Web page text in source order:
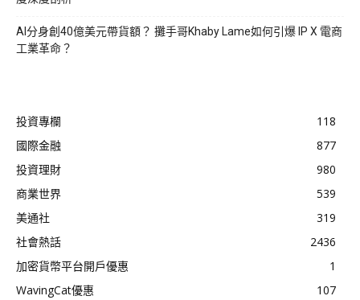
AI分身創40億美元帶貨額？ 攤手哥Khaby Lame如何引爆 IP X 電商
工業革命？
投資專欄
118
國際金融
877
投資理財
980
商業世界
539
美通社
319
社會熱話
2436
加密貨幣平台開戶優惠
1
WavingCat優惠
107